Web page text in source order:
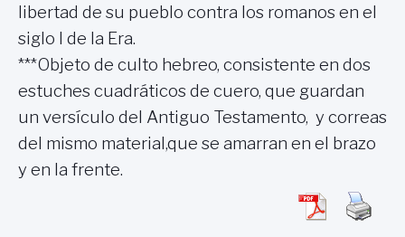
libertad de su pueblo contra los romanos en el
siglo I de la Era.
***Objeto de culto hebreo, consistente en dos
estuches cuadráticos de cuero, que guardan
un versículo del Antiguo Testamento, y correas
del mismo material,que se amarran en el brazo
y en la frente.